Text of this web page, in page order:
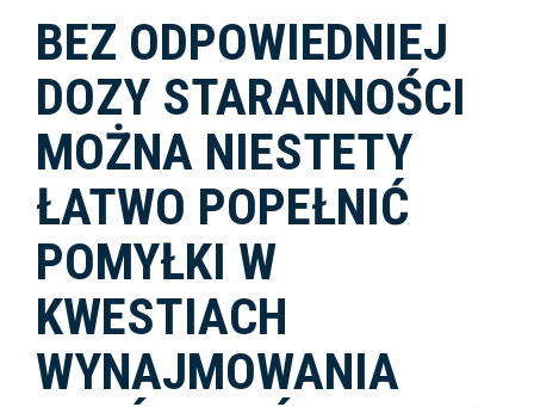
BEZ ODPOWIEDNIEJ
DOZY STARANNOŚCI
MOŻNA NIESTETY
ŁATWO POPEŁNIĆ
POMYŁKI W
KWESTIACH
WYNAJMOWANIA